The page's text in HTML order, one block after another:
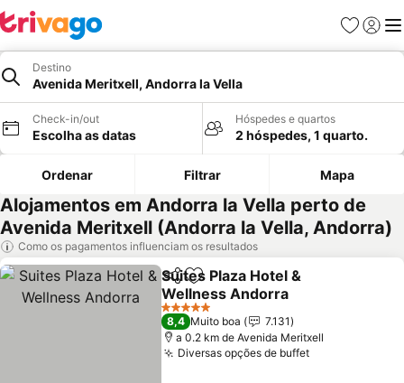
Favoritos
Iniciar
Destino
Avenida Meritxell, Andorra la Vella
Check-in/out
Escolha as datas
Hóspedes e quartos
2 hóspedes, 1 quarto.
Ordenar Filtrar Mapa
Alojamentos em Andorra la Vella perto de
Avenida Meritxell (Andorra la Vella, Andorra)
Como os pagamentos influenciam os resultados
PartilharAdicionar aos favoritos
Suites Plaza Hotel &
Wellness Andorra
Ver preços
5 Estrelas
8,4 Muito boa
7.131
a 0.2 km de Avenida Meritxell
Diversas opções de buffetVer preços